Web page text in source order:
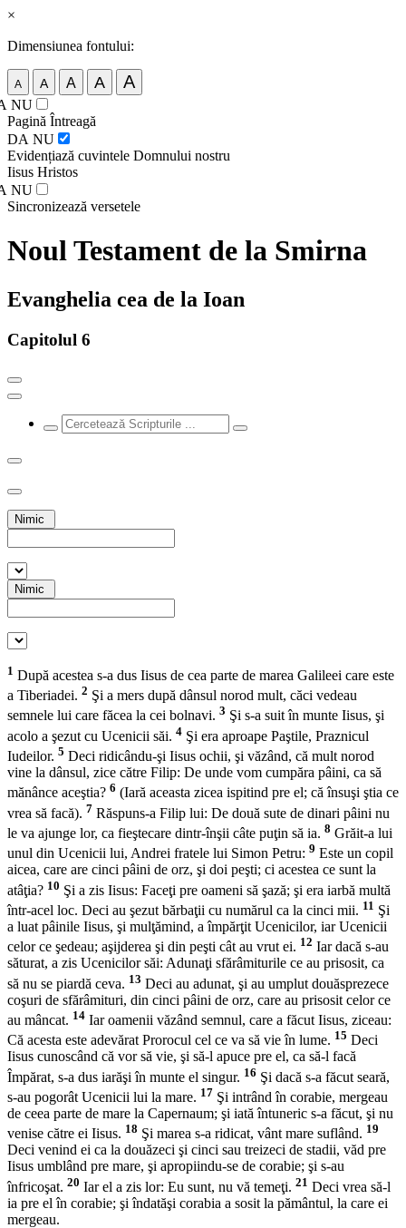
×
Dimensiunea fontului:
A A A A A
NU
Pagină Întreagă
DA NU
Evidențiază cuvintele Domnului nostru
Iisus Hristos
NU
Sincronizează versetele
Noul Testament de la Smirna
Evanghelia cea de la Ioan
Capitolul 6
Nimic
Nimic
1 După acestea s-a dus Iisus de cea parte de marea Galileei care este
a Tiberiadei. 2 Şi a mers după dânsul norod mult, căci vedeau
semnele lui care făcea la cei bolnavi. 3 Şi s-a suit în munte Iisus, şi
acolo a şezut cu Ucenicii săi. 4 Şi era aproape Paştile, Praznicul
Iudeilor. 5 Deci ridicându-şi Iisus ochii, şi văzând, că mult norod
vine la dânsul, zice către Filip: De unde vom cumpăra pâini, ca să
mănânce aceştia? 6 (Iară aceasta zicea ispitind pre el; că însuşi ştia ce
vrea să facă). 7 Răspuns-a Filip lui: De două sute de dinari pâini nu
le va ajunge lor, ca fieştecare dintr-înşii câte puţin să ia. 8 Grăit-a lui
unul din Ucenicii lui, Andrei fratele lui Simon Petru: 9 Este un copil
aicea, care are cinci pâini de orz, şi doi peşti; ci acestea ce sunt la
atâţia? 10 Şi a zis Iisus: Faceţi pre oameni să şază; şi era iarbă multă
într-acel loc. Deci au şezut bărbaţii cu numărul ca la cinci mii. 11 Şi
a luat pâinile Iisus, şi mulţămind, a împărţit Ucenicilor, iar Ucenicii
celor ce şedeau; aşijderea şi din peşti cât au vrut ei. 12 Iar dacă s-au
săturat, a zis Ucenicilor săi: Adunaţi sfărâmiturile ce au prisosit, ca
să nu se piardă ceva. 13 Deci au adunat, şi au umplut douăsprezece
coşuri de sfărâmituri, din cinci pâini de orz, care au prisosit celor ce
au mâncat. 14 Iar oamenii văzând semnul, care a făcut Iisus, ziceau:
Că acesta este adevărat Prorocul cel ce va să vie în lume. 15 Deci
Iisus cunoscând că vor să vie, şi să-l apuce pre el, ca să-l facă
Împărat, s-a dus iarăşi în munte el singur. 16 Şi dacă s-a făcut seară,
s-au pogorât Ucenicii lui la mare. 17 Şi intrând în corabie, mergeau
de ceea parte de mare la Capernaum; şi iată întuneric s-a făcut, şi nu
venise către ei Iisus. 18 Şi marea s-a ridicat, vânt mare suflând. 19
Deci venind ei ca la douăzeci şi cinci sau treizeci de stadii, văd pre
Iisus umblând pre mare, şi apropiindu-se de corabie; şi s-au
înfricoşat. 20 Iar el a zis lor: Eu sunt, nu vă temeţi. 21 Deci vrea să-l
ia pre el în corabie; şi îndatăşi corabia a sosit la pământul, la care ei
mergeau.